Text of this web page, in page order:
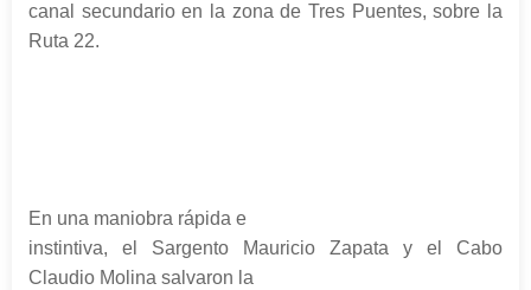
canal secundario en la zona de Tres Puentes, sobre la
Ruta 22.
En una maniobra rápida e
instintiva, el Sargento Mauricio Zapata y el Cabo
Claudio Molina salvaron la